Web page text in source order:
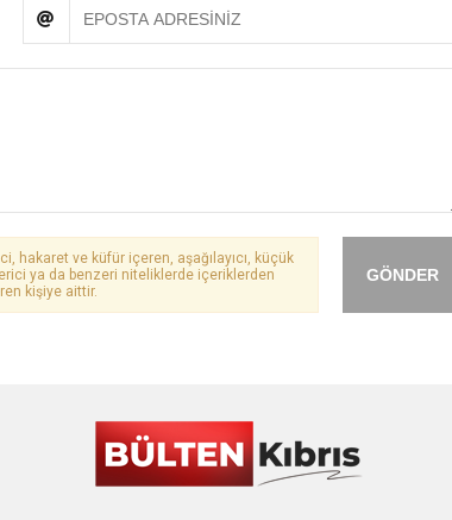
GÖNDER
hakaret ve küfür içeren, aşağılayıcı, küçük
ya da benzeri niteliklerde içeriklerden
kişiye aittir.